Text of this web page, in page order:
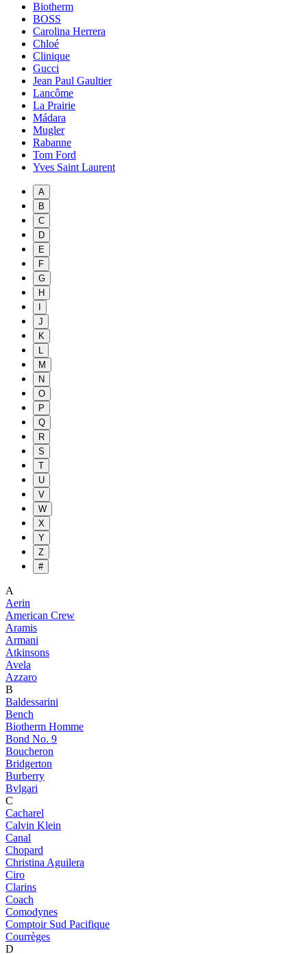
Biotherm
BOSS
Carolina Herrera
Chloé
Clinique
Gucci
Jean Paul Gaultier
Lancôme
La Prairie
Mádara
Mugler
Rabanne
Tom Ford
Yves Saint Laurent
A
B
C
D
E
F
G
H
J
K
L
M
N
O
P
Q
R
S
T
U
V
W
X
Y
Z
#
A
Aerin
American Crew
Aramis
Armani
Atkinsons
Avela
Azzaro
B
Baldessarini
Bench
Biotherm Homme
Bond No. 9
Boucheron
Bridgerton
Burberry
Bvlgari
C
Cacharel
Calvin Klein
Canal
Chopard
Christina Aguilera
Ciro
Clarins
Coach
Comodynes
Comptoir Sud Pacifique
Courrèges
D